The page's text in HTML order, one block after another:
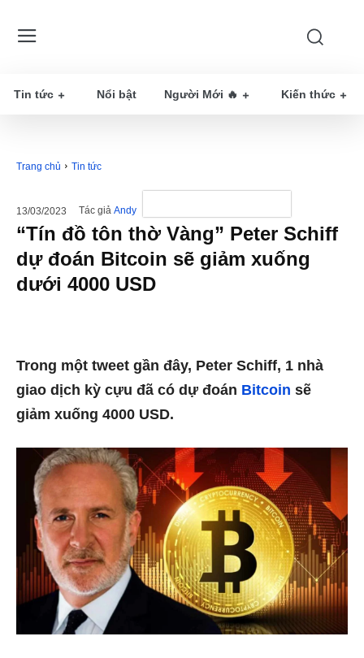
Tin tức Nổi bật Người Mới 🔥 Kiến thức
Trang chủ Tin tức
13/03/2023 Tác giả Andy
“Tín đồ tôn thờ Vàng” Peter Schiff
dự đoán Bitcoin sẽ giảm xuống
dưới 4000 USD
Trong một tweet gần đây, Peter Schiff, 1 nhà
giao dịch kỳ cựu đã có dự đoán Bitcoin sẽ
giảm xuống 4000 USD.